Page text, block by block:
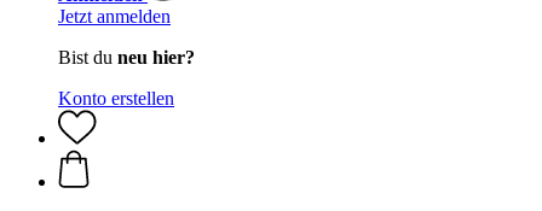
Jetzt anmelden
Bist du neu hier?
Konto erstellen